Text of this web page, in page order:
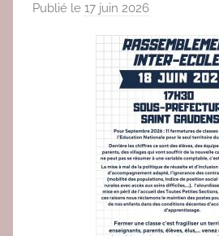
Publié le 17 juin 2026
r
r
e
d
a
c
2